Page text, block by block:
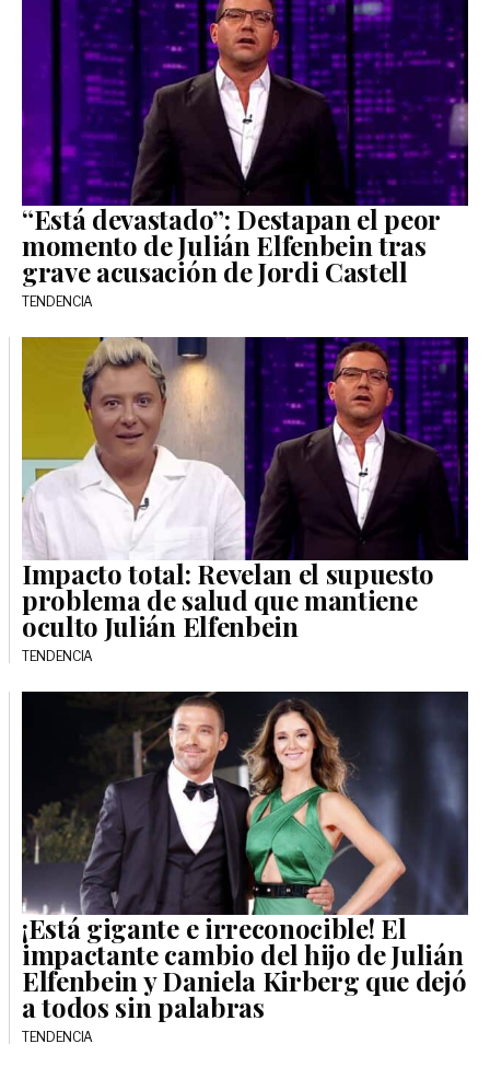
“Está devastado”: Destapan el peor
momento de Julián Elfenbein tras
grave acusación de Jordi Castell
TENDENCIA
Impacto total: Revelan el supuesto
problema de salud que mantiene
oculto Julián Elfenbein
TENDENCIA
¡Está gigante e irreconocible! El
impactante cambio del hijo de Julián
Elfenbein y Daniela Kirberg que dejó
a todos sin palabras
TENDENCIA